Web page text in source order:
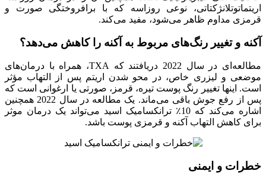
اریتماتوتلانژکتاتی، نوعی روزاسه که با برافروختگی صورت و
قرمزی مداوم ظاهر می‌شود، مفید می‌کند.
آکنه و تغییر رنگ‌های مربوط به آکنه را کاهش می‌دهد؟
مطالعه‌ای در سال 2022 دریافتند که TXA، همراه با درمان‌های
موضعی و لیزری خاص، در محو شدن اریتم پس از التهاب مؤثر
است. اینها تغییر رنگ پوست تیره، قرمز، صورتی یا ارغوانی است که
پس از رفع جوش باقی می‌ماند. یک مطالعه در سال 2022 همچنین
اشاره می‌کند که 10٪ ترانکسامیک اسید می‌تواند یک درمان موثر
برای کاهش التهاب آکنه و قرمزی پوست باشد.
خطرات و ایمنی